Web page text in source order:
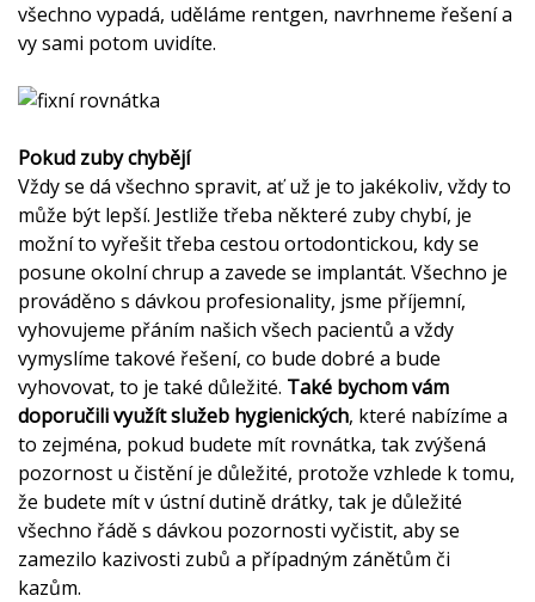
všechno vypadá, uděláme rentgen, navrhneme řešení a
vy sami potom uvidíte.
Pokud zuby chybějí
Vždy se dá všechno spravit, ať už je to jakékoliv, vždy to
může být lepší. Jestliže třeba některé zuby chybí, je
možní to vyřešit třeba cestou ortodontickou, kdy se
posune okolní chrup a zavede se implantát. Všechno je
prováděno s dávkou profesionality, jsme příjemní,
vyhovujeme přáním našich všech pacientů a vždy
vymyslíme takové řešení, co bude dobré a bude
vyhovovat, to je také důležité. Také bychom vám
doporučili využít služeb hygienických, které nabízíme a
to zejména, pokud budete mít rovnátka, tak zvýšená
pozornost u čistění je důležité, protože vzhlede k tomu,
že budete mít v ústní dutině drátky, tak je důležité
všechno řádě s dávkou pozornosti vyčistit, aby se
zamezilo kazivosti zubů a případným zánětům či
kazům.